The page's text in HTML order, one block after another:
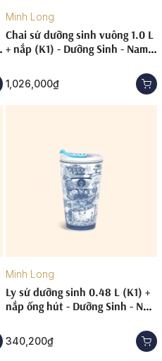
Minh Long
Chai sứ dưỡng sinh vuông 1.0 L
+ nắp (K1) - Dưỡng Sinh - Nam
1,026,000₫
Minh Long
Ly sứ dưỡng sinh 0.48 L (K1) +
nắp ống hút - Dưỡng Sinh - Nam
340,200₫